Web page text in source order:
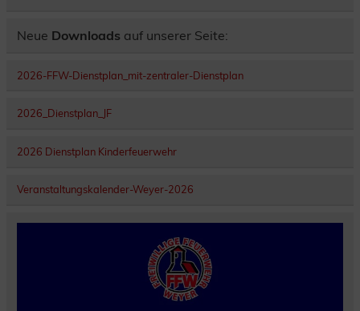
Neue Downloads auf unserer Seite:
2026-FFW-Dienstplan_mit-zentraler-Dienstplan
2026_Dienstplan_JF
2026 Dienstplan Kinderfeuerwehr
Veranstaltungskalender-Weyer-2026